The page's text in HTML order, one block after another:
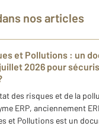
nos articles
et Pollutions : un
2026 pour
des risques et de la
ERP, anciennement
et Pollutions est un